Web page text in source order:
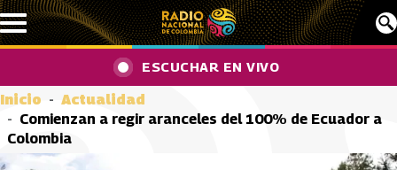
Pasar al contenido principal
ESCUCHAR EN VIVO
Inicio
Actualidad
Comienzan a regir aranceles del 100% de Ecuador a
Colombia